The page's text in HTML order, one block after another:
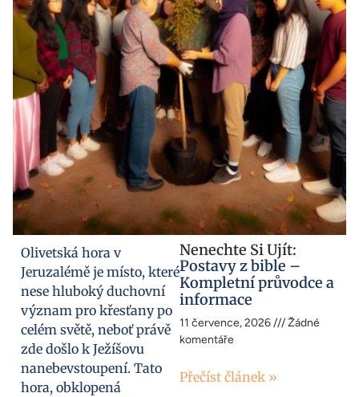
Olivetská hora v
Jeruzalémě je místo, které
nese hluboký duchovní
význam pro křesťany po
celém světě, neboť právě
zde došlo k Ježíšovu
nanebevstoupení. Tato
hora, obklopená
Nenechte Si Ujít:
Postavy z bible –
Kompletní průvodce a
informace
11 července, 2026
Žádné
komentáře
Přečíst článek »